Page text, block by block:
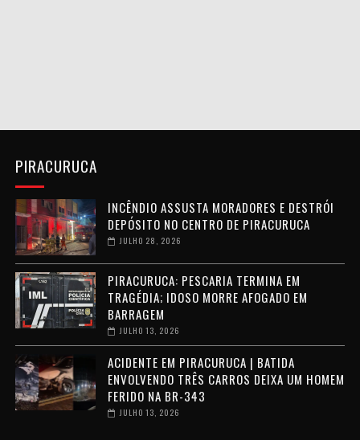
PIRACURUCA
INCÊNDIO ASSUSTA MORADORES E DESTRÓI
DEPÓSITO NO CENTRO DE PIRACURUCA
JULHO 28, 2026
PIRACURUCA: PESCARIA TERMINA EM
TRAGÉDIA; IDOSO MORRE AFOGADO EM
BARRAGEM
JULHO 13, 2026
ACIDENTE EM PIRACURUCA | BATIDA
ENVOLVENDO TRÊS CARROS DEIXA UM HOMEM
FERIDO NA BR-343
JULHO 13, 2026